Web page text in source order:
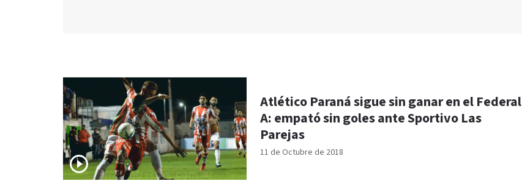
11 de Octubre de 2018
Atlético Paraná sigue sin ganar en el Federal
A: empató sin goles ante Sportivo Las
Parejas